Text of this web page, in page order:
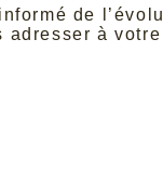
de
adresser à